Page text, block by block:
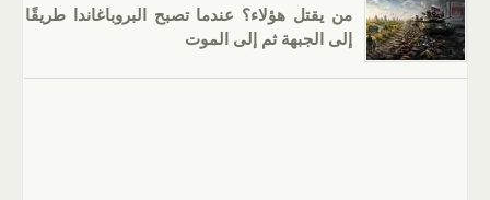
من يقتل هؤلاء؟ عندما تصبح البروباغاندا طريقًا
إلى الجبهة ثم إلى الموت